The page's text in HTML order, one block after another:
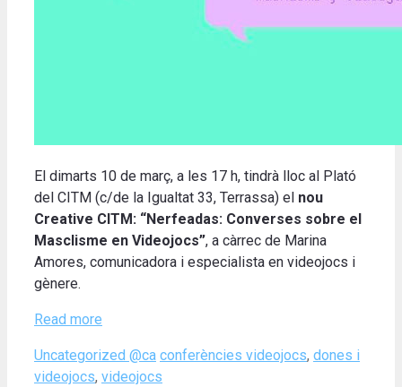
El dimarts 10 de març, a les 17 h, tindrà lloc al Plató
del CITM (c/de la Igualtat 33, Terrassa) el nou
Creative CITM: “Nerfeadas: Converses sobre el
Masclisme en Videojocs”, a càrrec de Marina
Amores, comunicadora i especialista en videojocs i
gènere.
Read more
Categories
Uncategorized @ca Tags
conferències videojocs, dones i
videojocs, videojocs